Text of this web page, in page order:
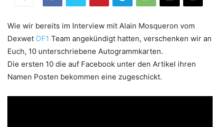
Wie wir bereits im Interview mit Alain Mosqueron vom
Dexwet DF1 Team angekündigt hatten, verschenken wir an
Euch, 10 unterschriebene Autogrammkarten.
Die ersten 10 die auf Facebook unter den Artikel ihren
Namen Posten bekommen eine zugeschickt.